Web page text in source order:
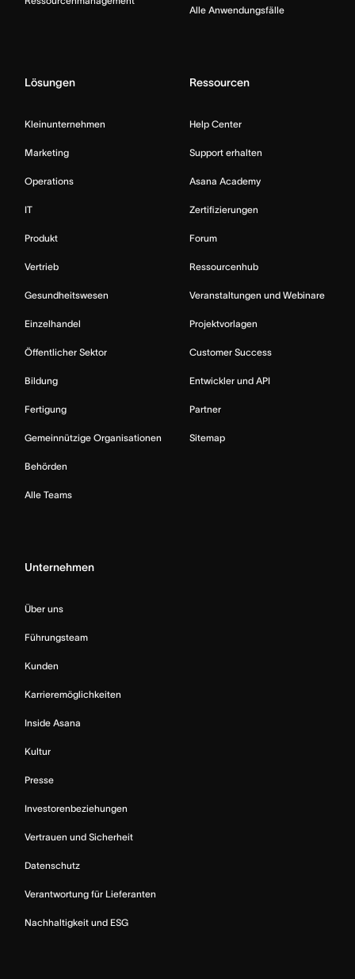
Alle Anwendungsfälle
Lösungen
Kleinunternehmen
Marketing
Operations
IT
Produkt
Vertrieb
Gesundheitswesen
Einzelhandel
Öffentlicher Sektor
Bildung
Fertigung
Gemeinnützige Organisationen
Behörden
Alle Teams
Ressourcen
Help Center
Support erhalten
Asana Academy
Zertifizierungen
Forum
Ressourcenhub
Veranstaltungen und Webinare
Projektvorlagen
Customer Success
Entwickler und API
Partner
Sitemap
Unternehmen
Über uns
Führungsteam
Kunden
Karrieremöglichkeiten
Inside Asana
Kultur
Presse
Investorenbeziehungen
Vertrauen und Sicherheit
Datenschutz
Verantwortung für Lieferanten
Nachhaltigkeit und ESG